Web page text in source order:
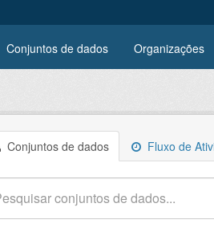
Conjuntos de dados Organizações
Conjuntos de dados Fluxo de